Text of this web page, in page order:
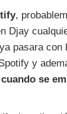
,
Djay
pasara con
y
se